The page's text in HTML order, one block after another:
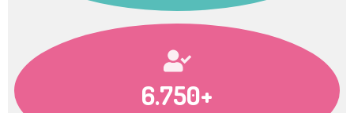
6.750+